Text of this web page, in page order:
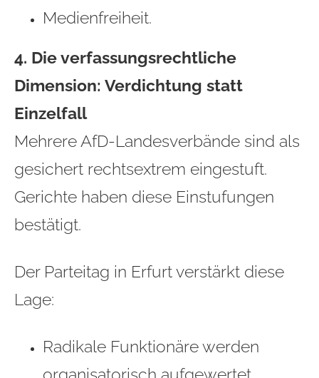
Medienfreiheit.
4. Die verfassungsrechtliche
Dimension: Verdichtung statt
Einzelfall
Mehrere AfD‑Landesverbände sind als
gesichert rechtsextrem eingestuft.
Gerichte haben diese Einstufungen
bestätigt.
Der Parteitag in Erfurt verstärkt diese
Lage:
Radikale Funktionäre werden
organisatorisch aufgewertet.